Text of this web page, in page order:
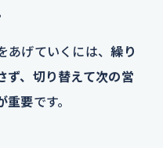
あげていくには、繰り
ず、切り替えて次の営
重要です。